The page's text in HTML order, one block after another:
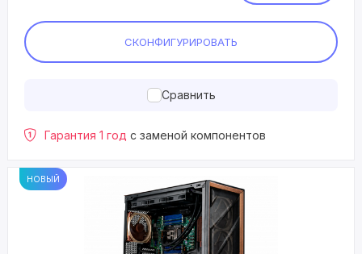
СКОНФИГУРИРОВАТЬ
Сравнить
Гарантия 1 год с заменой компонентов
НОВЫЙ